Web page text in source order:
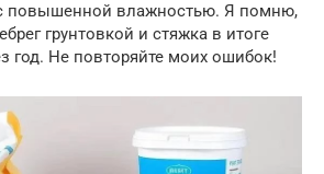
повышенной влажностью. Я помню,
грунтовкой и стяжка в итоге
год. Не повторяйте моих ошибок!